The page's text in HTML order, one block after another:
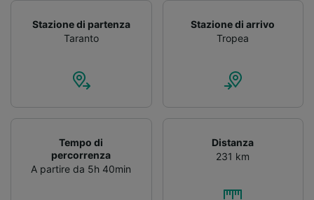
Stazione di partenza
Taranto
Stazione di arrivo
Tropea
Tempo di
percorrenza
A partire da 5h 40min
Distanza
231 km